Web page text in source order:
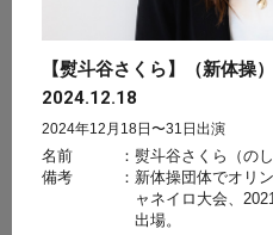
【熨斗谷さくら】（新体操）
2024.12.18
2024年12月18日〜31日出演
名前 ： 熨斗谷さくら（の
備考
： 新体操団体でオリ
ャネイロ大会、
出場。